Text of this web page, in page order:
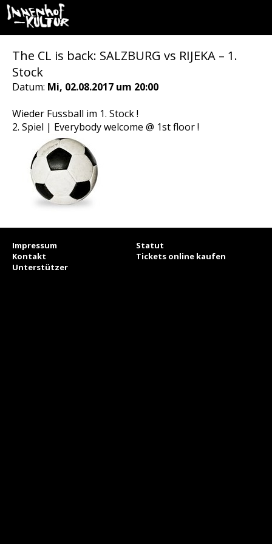
The CL is back: SALZBURG vs RIJEKA – 1.
Stock
Datum: Mi, 02.08.2017 um 20:00
Wieder Fussball im 1. Stock !
2. Spiel | Everybody welcome @ 1st floor !
Impressum
Statut
Kontakt
Tickets online kaufen
Unterstützer